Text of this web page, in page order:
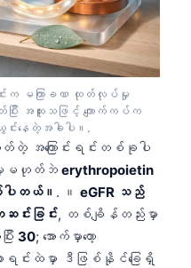
ခြင်းက မကြာခဏ ထုတ်လုပ်မှု
း အထူးသဖြင့် ကျောက်ကပ်က
င်းနေတဲ့အခါပါ။.
တ်တဲ့ အကြောင်းရင်းတစ်ခုပါ
းမှုမဟုတ်ဘဲ erythropoietin
စ်ပါတယ်။ . ။ eGFR သည်
ဆင်းခြင်း, တစ်ချိန်တည်းမှာ
း 30; အောက်မှာတော့
ရင်းထဲမှာ ဒီဖြစ်နိုင်ခြေရှိ